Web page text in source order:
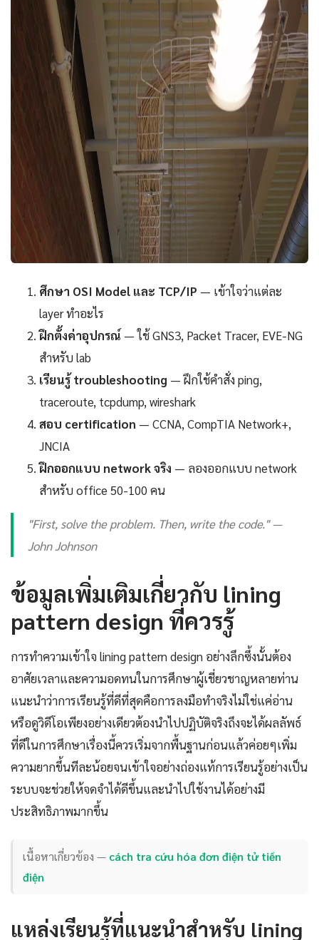
ศึกษา OSI Model และ TCP/IP — เข้าใจว่าแต่ละ
layer ทำอะไร
ฝึกตั้งค่าอุปกรณ์ — ใช้ GNS3, Packet Tracer, EVE-NG
สำหรับ lab
เรียนรู้ troubleshooting — ฝึกใช้คำสั่ง ping,
traceroute, tcpdump, wireshark
สอบ certification — CCNA, CompTIA Network+,
JNCIA
ฝึกออกแบบ network จริง — ลองออกแบบ network
สำหรับ office 50-100 คน
"First, solve the problem. Then, write the code." —
John Johnson
ข้อมูลเพิ่มเติมเกี่ยวกับ lining
pattern design ที่ควรรู้
การทำความเข้าใจ lining pattern design อย่างลึกซึ้งนั้นต้อง
อาศัยเวลาและความอดทนในการศึกษาผู้เชี่ยวชาญหลายท่าน
แนะนำว่าการเรียนรู้ที่ดีที่สุดคือการลงมือทำจริงไม่ใช่แค่อ่าน
หรือดูวิดีโอเพียงอย่างเดียวต้องนำไปปฏิบัติจริงถึงจะได้ผลลัพธ์
ที่ดีในการศึกษาเรื่องนี้ควรเริ่มจากพื้นฐานก่อนแล้วค่อยๆเพิ่ม
ความยากขึ้นทีละน้อยจนเข้าใจอย่างถ่องแท้การเรียนรู้อย่างเป็น
ระบบจะช่วยให้จดจำได้ดีขึ้นและนำไปใช้งานได้อย่างมี
ประสิทธิภาพมากขึ้น
เนื้อหาเกี่ยวข้อง — cách tra cứu hóa đơn điện tử tiền
điện
แหล่งเรียนรู้ที่แนะนำสำหรับ lining